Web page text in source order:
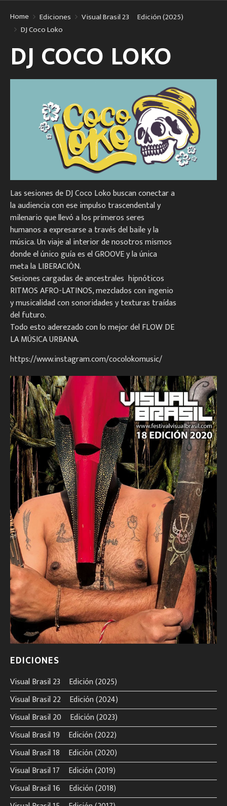
Home Ediciones
Visual Brasil 23º Edición (2025)
DJ Coco Loko
DJ COCO LOKO
Las sesiones de DJ Coco Loko buscan conectar a
la audiencia con ese impulso trascendental y
milenario que llevó a los primeros seres
humanos a expresarse a través del baile y la
música. Un viaje al interior de nosotros mismos
donde el único guía es el GROOVE y la única
meta la LIBERACIÓN.
Sesiones cargadas de ancestrales hipnóticos
RITMOS AFRO-LATINOS, mezclados con ingenio
y musicalidad con sonoridades y texturas traídas
del futuro.
Todo esto aderezado con lo mejor del FLOW DE
LA MÚSICA URBANA.
https://www.instagram.com/cocolokomusic/
EDICIONES
Visual Brasil 23º Edición (2025)
Visual Brasil 22º Edición (2024)
Visual Brasil 20º Edición (2023)
Visual Brasil 19º Edición (2022)
Visual Brasil 18º Edición (2020)
Visual Brasil 17º Edición (2019)
Visual Brasil 16º Edición (2018)